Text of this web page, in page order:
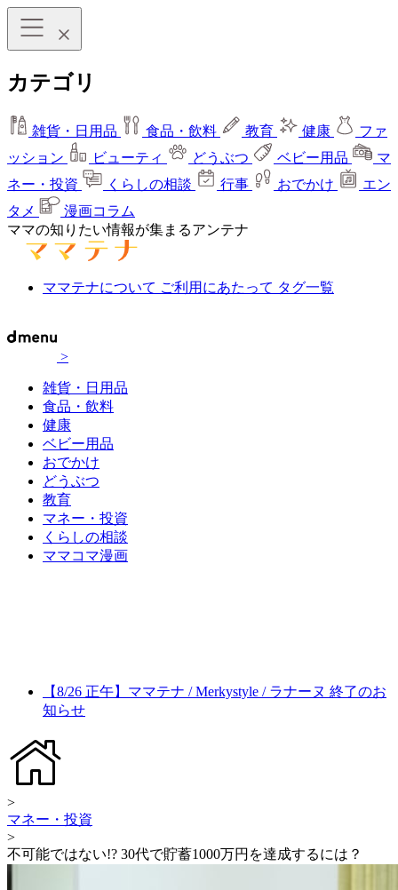
カテゴリ
雑貨・日用品 食品・飲料 教育 健康
ファ
ッション
ビューティ どうぶつ ベビー用品
マ
ネー・投資
くらしの相談 行事 おでかけ
エン
タメ
漫画コラム
ママの知りたい情報が集まるアンテナ
ママテナについて ご利用にあたって タグ一覧
>
雑貨・日用品
食品・飲料
健康
ベビー用品
おでかけ
どうぶつ
教育
マネー・投資
くらしの相談
ママコマ漫画
【8/26 正午】ママテナ / Merkystyle / ラナーヌ 終了のお
知らせ
>
マネー・投資
>
不可能ではない!? 30代で貯蓄1000万円を達成するには？